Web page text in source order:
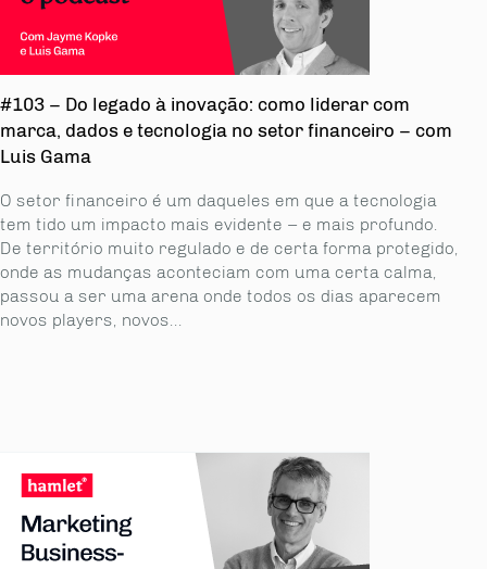
#103 – Do legado à inovação: como liderar com
marca, dados e tecnologia no setor financeiro – com
Luis Gama
O setor financeiro é um daqueles em que a tecnologia
tem tido um impacto mais evidente – e mais profundo.
De território muito regulado e de certa forma protegido,
onde as mudanças aconteciam com uma certa calma,
passou a ser uma arena onde todos os dias aparecem
novos players, novos...